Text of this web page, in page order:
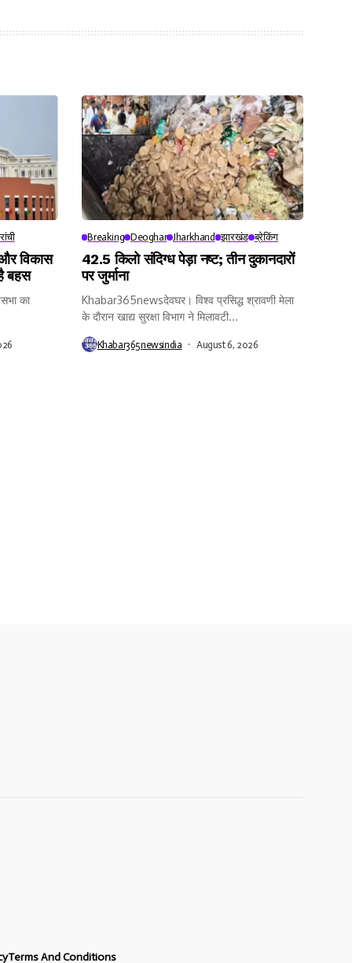
रांची
विकास
बहस
का
Breaking Deoghar Jharkhand झारखंड ब्रेकिंग
42.5 किलो संदिग्ध पेड़ा नष्ट; तीन दुकानदारों
पर जुर्माना
Khabar365newsदेवघर। विश्व प्रसिद्ध श्रावणी मेला
के दौरान खाद्य सुरक्षा विभाग ने मिलावटी...
Khabar365newsindia August 6, 2026
Terms And Conditions